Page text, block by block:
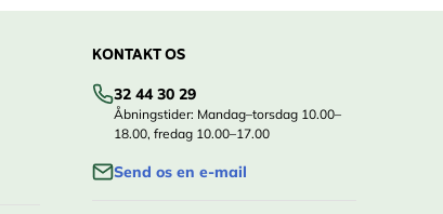
KONTAKT OS
32 44 30 29
Åbningstider: Mandag–torsdag 10.00–
18.00, fredag 10.00–17.00
Send os en e-mail